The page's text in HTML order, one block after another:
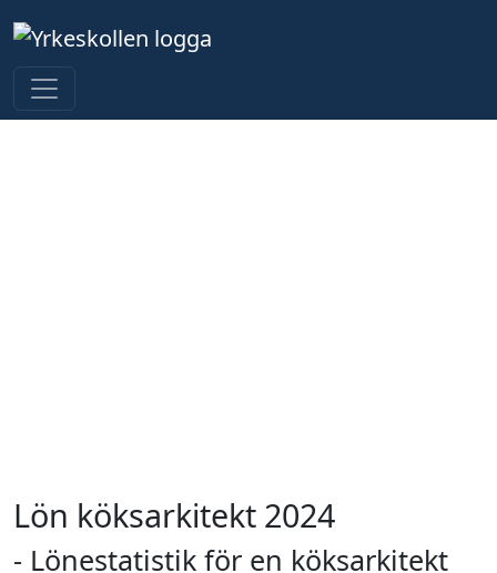
Lön köksarkitekt 2024
- Lönestatistik för en köksarkitekt